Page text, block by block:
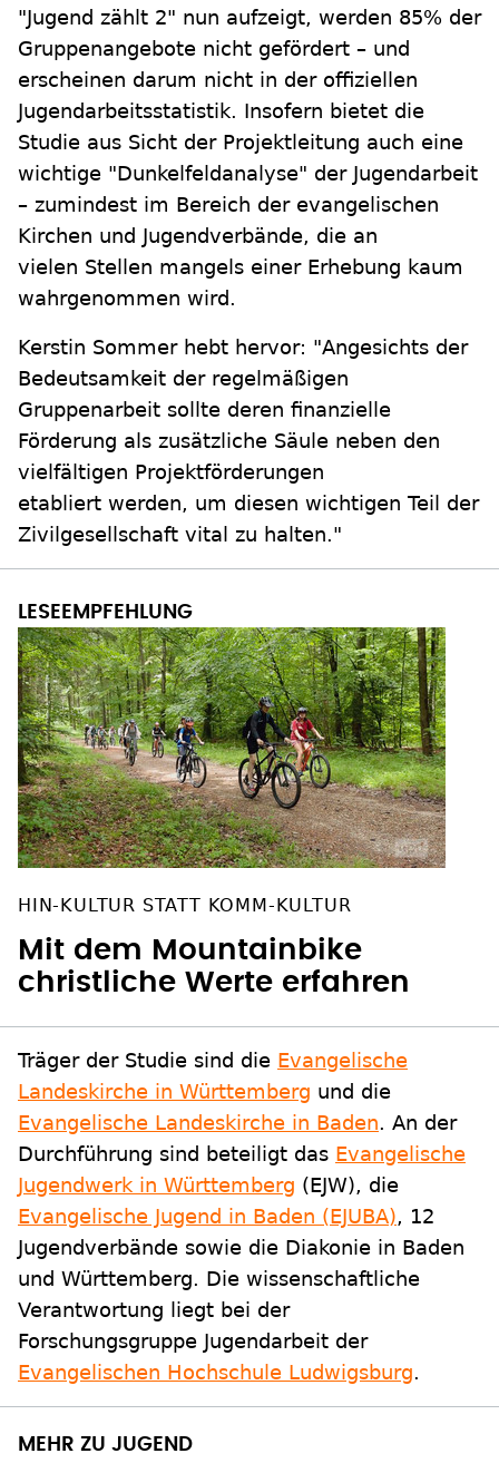
"Jugend zählt 2" nun aufzeigt, werden 85% der
Gruppenangebote nicht gefördert – und
erscheinen darum nicht in der offiziellen
Jugendarbeitsstatistik. Insofern bietet die
Studie aus Sicht der Projektleitung auch eine
wichtige "Dunkelfeldanalyse" der Jugendarbeit
– zumindest im Bereich der evangelischen
Kirchen und Jugendverbände, die an
vielen Stellen mangels einer Erhebung kaum
wahrgenommen wird.
Kerstin Sommer hebt hervor: "Angesichts der
Bedeutsamkeit der regelmäßigen
Gruppenarbeit sollte deren finanzielle
Förderung als zusätzliche Säule neben den
vielfältigen Projektförderungen
etabliert werden, um diesen wichtigen Teil der
Zivilgesellschaft vital zu halten."
HIN-KULTUR STATT KOMM-KULTUR
Mit dem Mountainbike
christliche Werte erfahren
Träger der Studie sind die Evangelische
Landeskirche in Württemberg und die
Evangelische Landeskirche in Baden. An der
Durchführung sind beteiligt das Evangelische
Jugendwerk in Württemberg (EJW), die
Evangelische Jugend in Baden (EJUBA), 12
Jugendverbände sowie die Diakonie in Baden
und Württemberg. Die wissenschaftliche
Verantwortung liegt bei der
Forschungsgruppe Jugendarbeit der
Evangelischen Hochschule Ludwigsburg.
MEHR ZU JUGEND